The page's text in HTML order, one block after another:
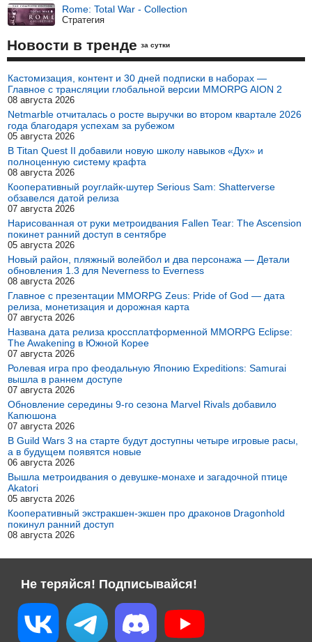
Rome: Total War - Collection
Стратегия
Новости в тренде за сутки
Кастомизация, контент и 30 дней подписки в наборах —
Главное с трансляции глобальной версии MMORPG AION 2
08 августа 2026
Netmarble отчиталась о росте выручки во втором квартале 2026
года благодаря успехам за рубежом
05 августа 2026
В Titan Quest II добавили новую школу навыков «Дух» и
полноценную систему крафта
08 августа 2026
Кооперативный роуглайк-шутер Serious Sam: Shatterverse
обзавелся датой релиза
07 августа 2026
Нарисованная от руки метроидвания Fallen Tear: The Ascension
покинет ранний доступ в сентябре
05 августа 2026
Новый район, пляжный волейбол и два персонажа — Детали
обновления 1.3 для Neverness to Everness
08 августа 2026
Главное с презентации MMORPG Zeus: Pride of God — дата
релиза, монетизация и дорожная карта
07 августа 2026
Названа дата релиза кроссплатформенной MMORPG Eclipse:
The Awakening в Южной Корее
07 августа 2026
Ролевая игра про феодальную Японию Expeditions: Samurai
вышла в раннем доступе
07 августа 2026
Обновление середины 9-го сезона Marvel Rivals добавило
Капюшона
07 августа 2026
В Guild Wars 3 на старте будут доступны четыре игровые расы,
а в будущем появятся новые
06 августа 2026
Вышла метроидвания о девушке-монахе и загадочной птице
Akatori
05 августа 2026
Кооперативный экстракшен-экшен про драконов Dragonhold
покинул ранний доступ
08 августа 2026
Не теряйся! Подписывайся!